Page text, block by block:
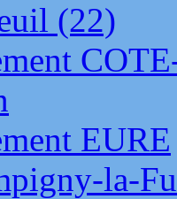
(22)
EURE
la-